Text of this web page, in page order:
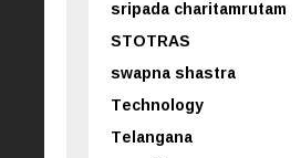
sripada charitamrutam
STOTRAS
swapna shastra
Technology
Telangana